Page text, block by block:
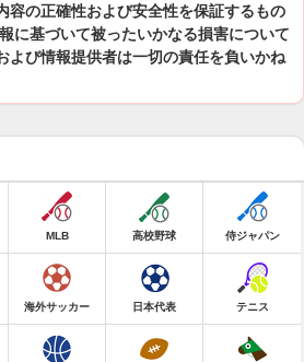
容の正確性および安全性を保証するもの
に基づいて被ったいかなる損害について
よび情報提供者は一切の責任を負いかね
MLB 高校野球 侍ジャパン
海外サッカー 日本代表 テニス